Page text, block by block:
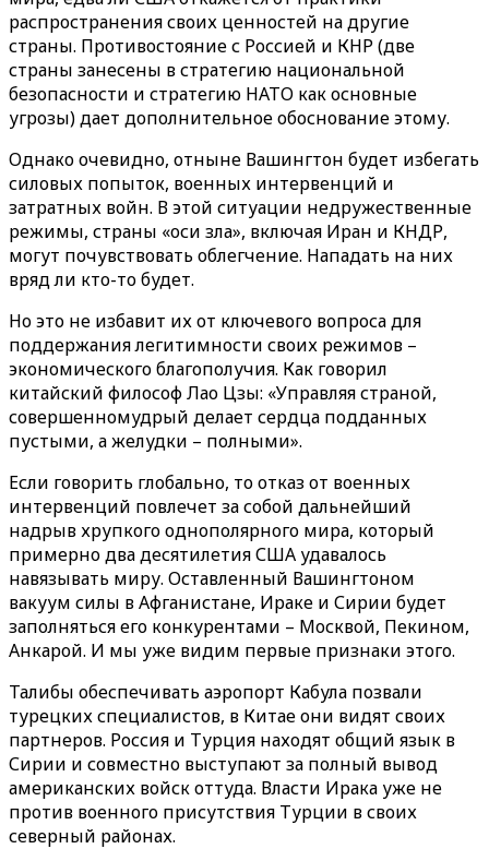
распространения своих ценностей на другие
страны. Противостояние с Россией и КНР (две
страны занесены в стратегию национальной
безопасности и стратегию НАТО как основные
угрозы) дает дополнительное обоснование этому.
Однако очевидно, отныне Вашингтон будет избегать
силовых попыток, военных интервенций и
затратных войн. В этой ситуации недружественные
режимы, страны «оси зла», включая Иран и КНДР,
могут почувствовать облегчение. Нападать на них
вряд ли кто-то будет.
Но это не избавит их от ключевого вопроса для
поддержания легитимности своих режимов –
экономического благополучия. Как говорил
китайский философ Лао Цзы: «Управляя страной,
совершенномудрый делает сердца подданных
пустыми, а желудки – полными».
Если говорить глобально, то отказ от военных
интервенций повлечет за собой дальнейший
надрыв хрупкого однополярного мира, который
примерно два десятилетия США удавалось
навязывать миру. Оставленный Вашингтоном
вакуум силы в Афганистане, Ираке и Сирии будет
заполняться его конкурентами – Москвой, Пекином,
Анкарой. И мы уже видим первые признаки этого.
Талибы обеспечивать аэропорт Кабула позвали
турецких специалистов, в Китае они видят своих
партнеров. Россия и Турция находят общий язык в
Сирии и совместно выступают за полный вывод
американских войск оттуда. Власти Ирака уже не
против военного присутствия Турции в своих
северный районах.